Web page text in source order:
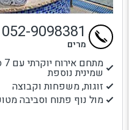
שמינית נוספת
זוגות, משפחות וקבוצה
מול נוף פתוח וסביבה
052-9098381
מרים